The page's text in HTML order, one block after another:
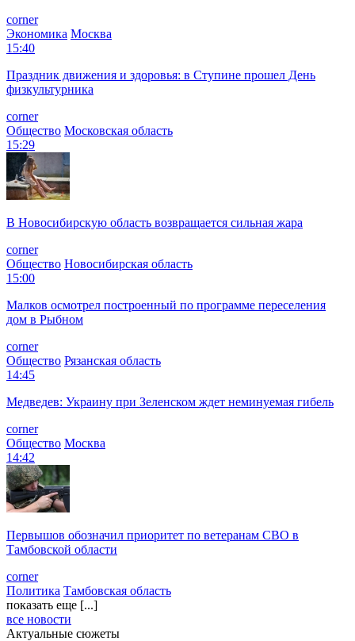
corner
Экономика Москва
15:40
Праздник движения и здоровья: в Ступине прошел День
физкультурника
corner
Общество Московская область
15:29
В Новосибирскую область возвращается сильная жара
corner
Общество Новосибирская область
15:00
Малков осмотрел построенный по программе переселения
дом в Рыбном
corner
Общество Рязанская область
14:45
Медведев: Украину при Зеленском ждет неминуемая гибель
corner
Общество Москва
14:42
Первышов обозначил приоритет по ветеранам СВО в
Тамбовской области
corner
Политика Тамбовская область
показать еще [...]
все новости
Актуальные сюжеты